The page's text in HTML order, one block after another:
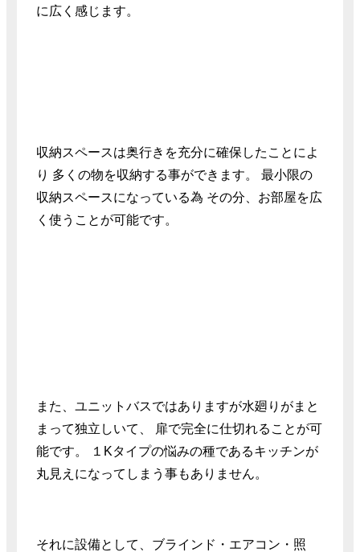
に広く感じます。
収納スペースは奥行きを充分に確保したことによ
り 多くの物を収納する事ができます。 最小限の
収納スペースになっている為 その分、お部屋を広
く使うことが可能です。
また、ユニットバスではありますが水廻りがまと
まって独立しいて、 扉で完全に仕切れることが可
能です。 １Kタイプの悩みの種であるキッチンが
丸見えになってしまう事もありません。
それに設備として、ブラインド・エアコン・照